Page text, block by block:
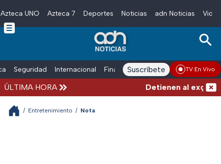
Skip to main content
Azteca UNO Azteca 7 Deportes Noticias adn Noticias
Seguridad Internacional Finanzas adn Noticias Radio
Suscríbete TV En Vivo
ÚLTIMA HORA Detienen al
/ Entretenimiento / Nota